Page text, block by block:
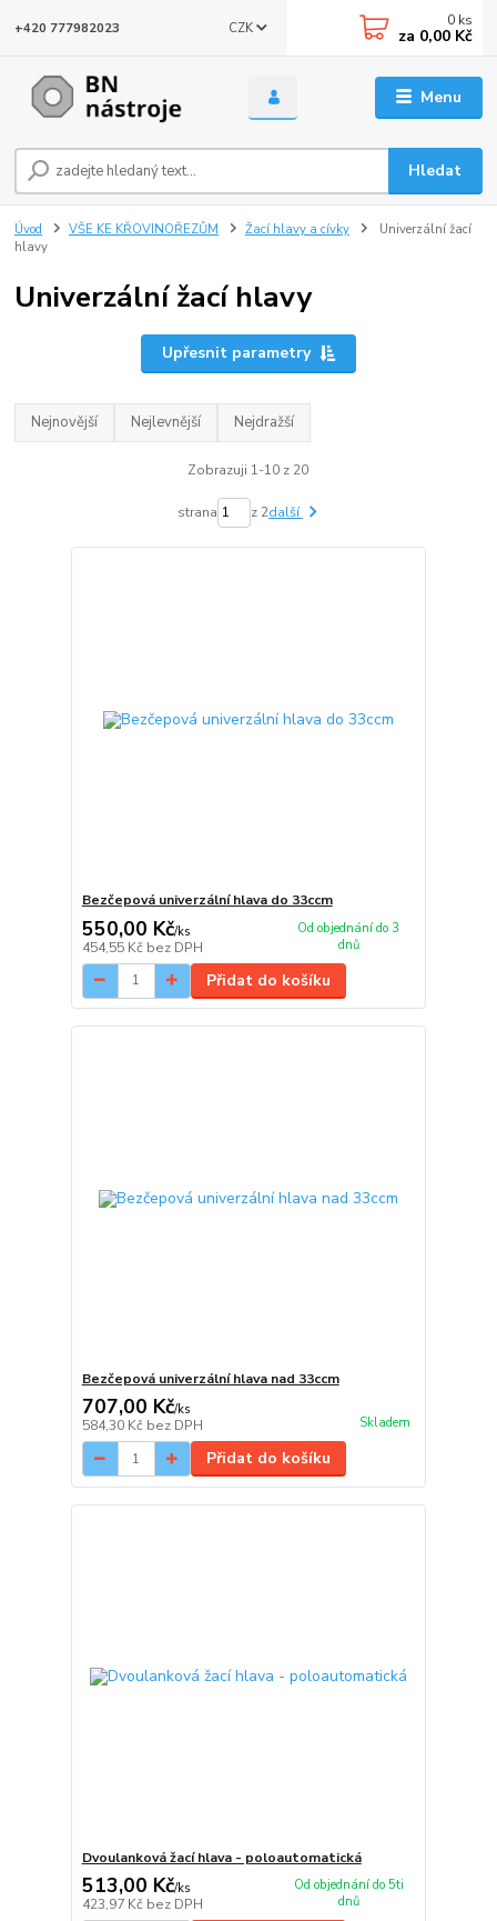
Menu
CZK
Hledat
+420 777982023 0 ks
za 0,00 Kč
Úvod VŠE KE KŘOVINOŘEZŮM Žací hlavy a cívky
Univerzální žací
hlavy
Univerzální žací hlavy
Upřesnit parametry
Nejnovější Nejlevnější Nejdražší
Zobrazuji 1-10 z 20
strana z 2další
Bezčepová univerzální hlava do 33ccm
550,00 Kč/ks
454,55 Kč bez DPH
Od objednání do 3
dnů
Přidat do košíku
Bezčepová univerzální hlava nad 33ccm
707,00 Kč/ks
584,30 Kč bez DPH Skladem
Přidat do košíku
Dvoulanková žací hlava - poloautomatická
513,00 Kč/ks
423,97 Kč bez DPH
Od objednání do 5ti
dnů